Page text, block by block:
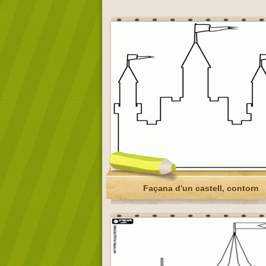
Façana d'un castell, contorn